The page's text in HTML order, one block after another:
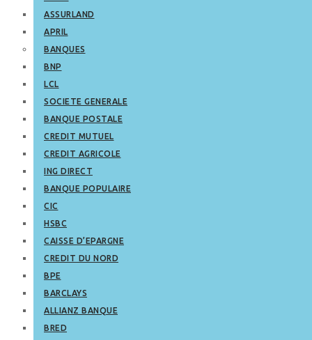
ASSURLAND
APRIL
BANQUES
BNP
LCL
SOCIETE GENERALE
BANQUE POSTALE
CREDIT MUTUEL
CREDIT AGRICOLE
ING DIRECT
BANQUE POPULAIRE
CIC
HSBC
CAISSE D’EPARGNE
CREDIT DU NORD
BPE
BARCLAYS
ALLIANZ BANQUE
BRED